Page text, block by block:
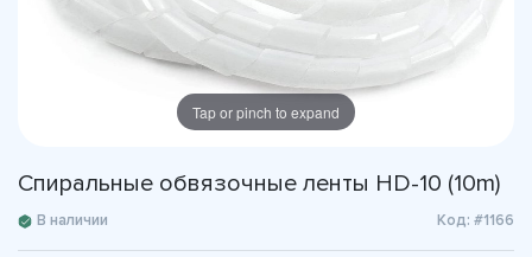
Tap or pinch to expand
Спиральные обвязочные ленты HD-10 (10m)
В наличии Код: #1166